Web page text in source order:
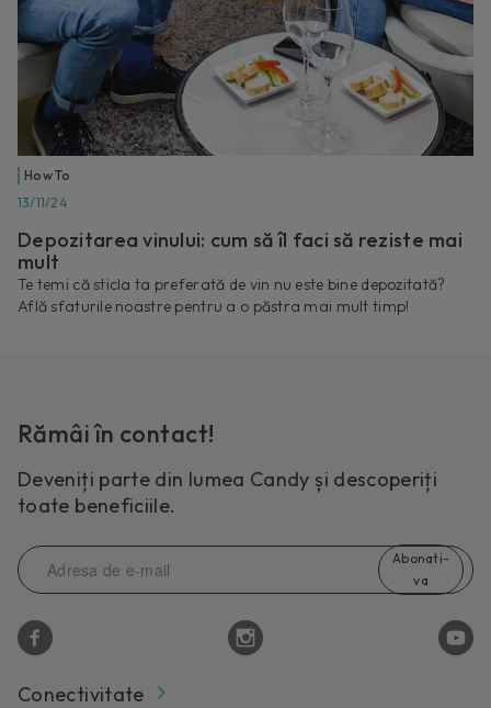
How To
13/11/24
Depozitarea vinului: cum să îl faci să reziste mai
mult
Te temi că sticla ta preferată de vin nu este bine depozitată?
Află sfaturile noastre pentru a o păstra mai mult timp!
Rămâi în contact!
Deveniți parte din lumea Candy și descoperiți
toate beneficiile.
Abonati-
va
Conectivitate